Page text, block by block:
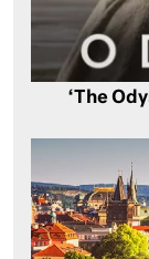
‘The